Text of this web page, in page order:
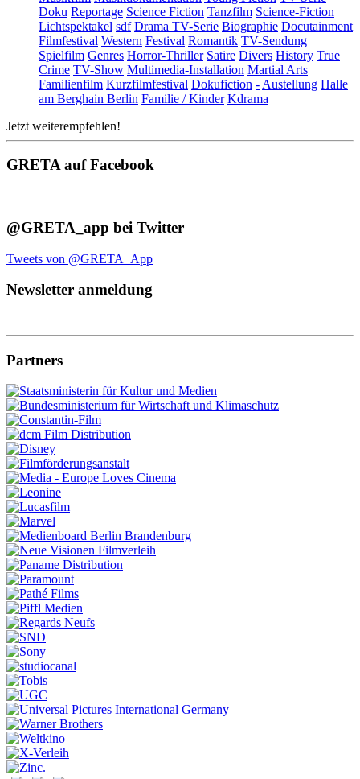
Doku Reportage Science Fiction Tanzfilm Science-Fiction
Lichtspektakel sdf Drama TV-Serie Biographie Docutainment
Filmfestival Western Festival Romantik TV-Sendung
Spielfilm Genres Horror-Thriller Satire Divers History True
Crime TV-Show Multimedia-Installation Martial Arts
Familienfilm Kurzfilmfestival Dokufiction - Austellung Halle
am Berghain Berlin Familie / Kinder Kdrama
Jetzt weiterempfehlen!
GRETA auf Facebook
@GRETA_app bei Twitter
Tweets von @GRETA_App
Newsletter anmeldung
Partners